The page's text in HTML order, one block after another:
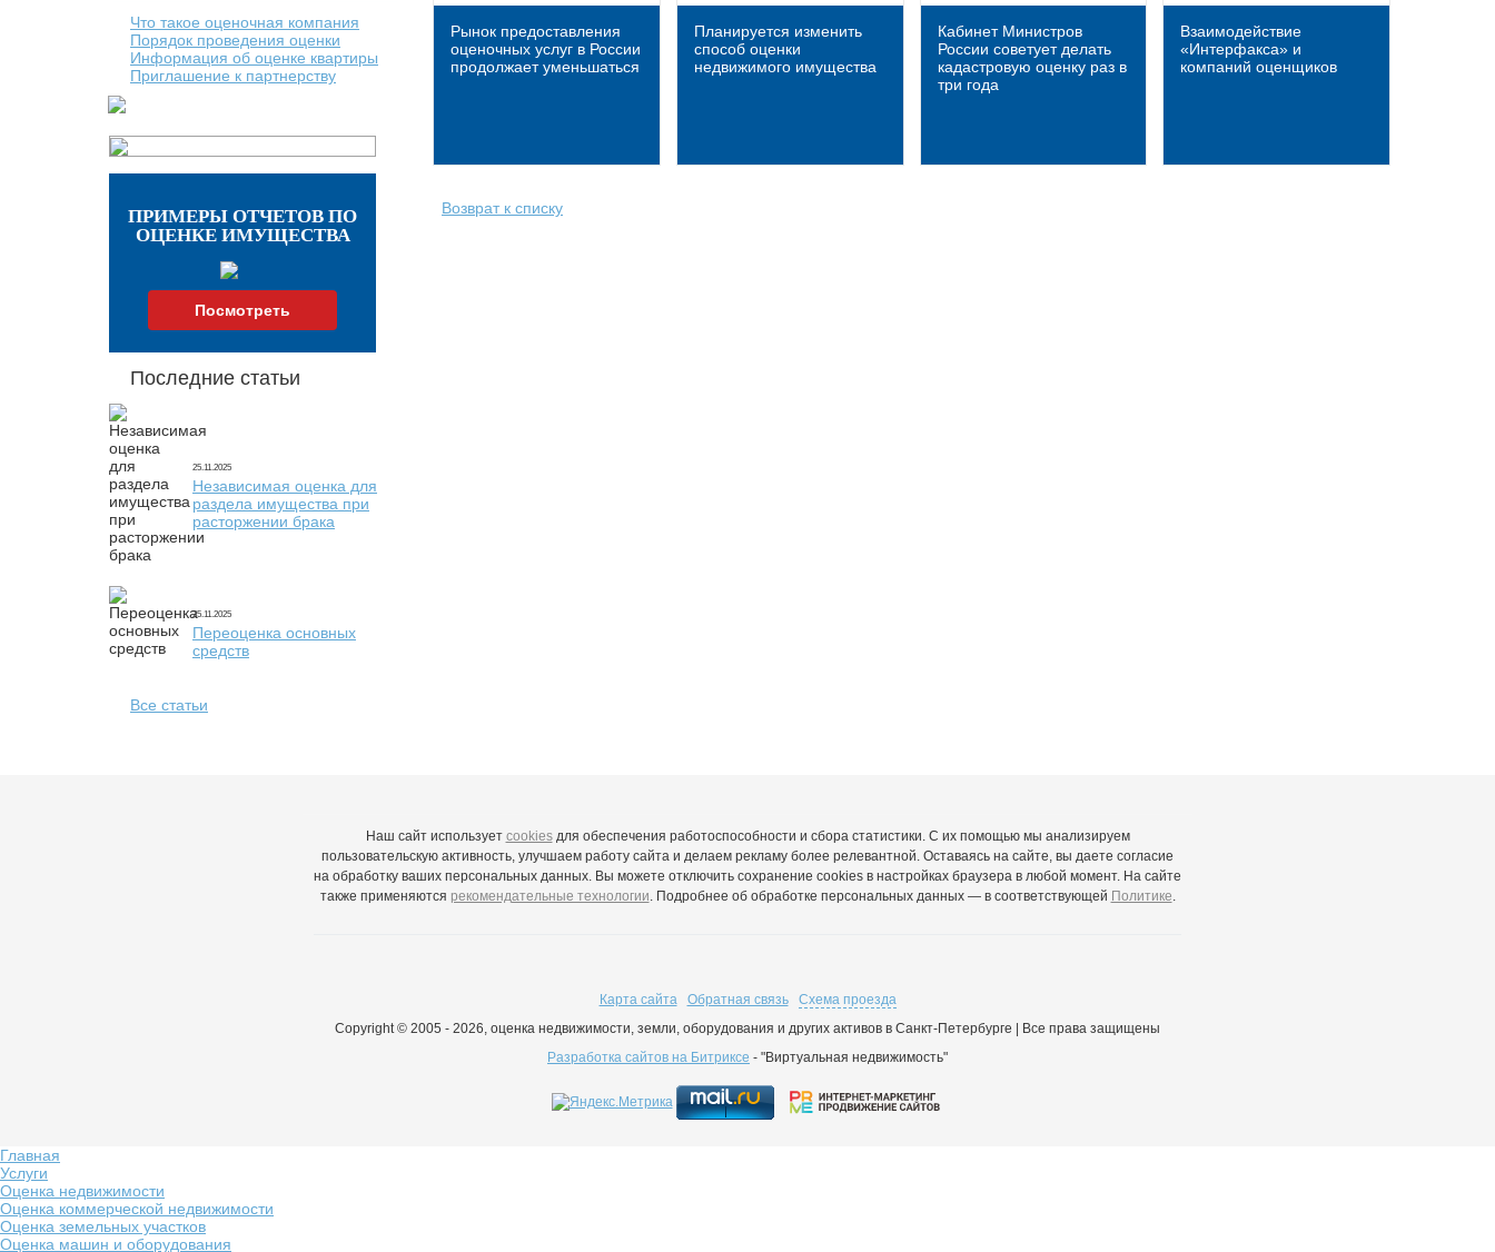
Что такое оценочная компания
Порядок проведения оценки
Информация об оценке квартиры
Приглашение к партнерству
ПРИМЕРЫ ОТЧЕТОВ ПО
ОЦЕНКЕ ИМУЩЕСТВА
Посмотреть
Последние статьи
25.11.2025
Независимая оценка для
раздела имущества при
расторжении брака
25.11.2025
Переоценка основных
средств
Все статьи
Рынок предоставления
оценочных услуг в России
продолжает уменьшаться
Планируется изменить
способ оценки
недвижимого имущества
Кабинет Министров
России советует делать
кадастровую оценку раз в
три года
Взаимодействие
«Интерфакса» и
компаний оценщиков
Возврат к списку
Наш сайт использует cookiesдля обеспечения работоспособности и сбора статистики. С их помощью мы анализируем
пользовательскую активность, улучшаем работу сайта и делаем рекламу более релевантной. Оставаясь на сайте, вы даете согласие
на обработку ваших персональных данных. Вы можете отключить сохранение cookies в настройках браузера в любой момент. На сайте
также применяются рекомендательные технологии. Подробнее об обработке персональных данных — в соответствующей Политике.
Карта сайта Обратная связь
Схема проезда
Copyright © 2005 - 2026, оценка недвижимости, земли, оборудования и других активов в Санкт-Петербурге | Все права защищены
Разработка сайтов на Битриксе - "Виртуальная недвижимость"
Главная
Услуги
Оценка недвижимости
Оценка коммерческой недвижимости
Оценка земельных участков
Оценка машин и оборудования